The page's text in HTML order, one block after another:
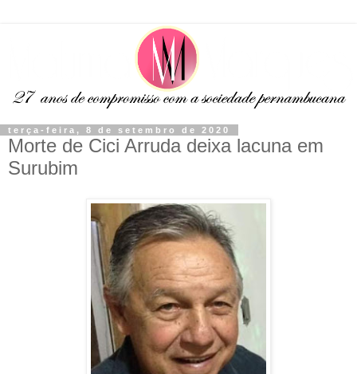
terça-feira, 8 de setembro de 2020
Morte de Cici Arruda deixa lacuna em
Surubim